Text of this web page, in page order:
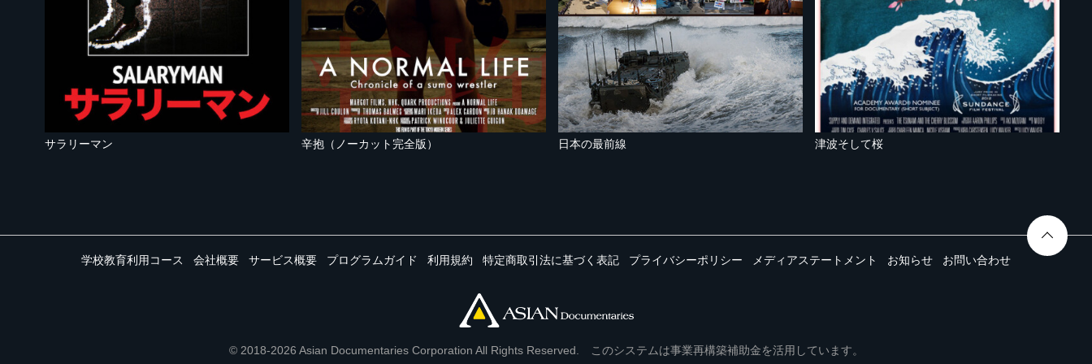
サラリーマン 辛抱（ノーカット完全版） 日本の最前線 津波そして桜
学校教育利用コース 会社概要 サービス概要 プログラムガイド 利用規約 特定商取引法に基づく表記 プライバシーポリシー メディアステートメント お知らせ お問い合わせ
© 2018-2026 Asian Documentaries Corporation All Rights Reserved. このシステムは事業再構築補助金を活用しています。